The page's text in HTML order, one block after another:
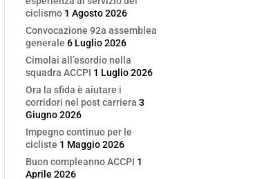
ciclismo 1 Agosto 2026
Convocazione 92a assemblea
generale 6 Luglio 2026
Cimolai all’esordio nella
squadra ACCPI 1 Luglio 2026
Ora la sfida è aiutare i
corridori nel post carriera 3
Giugno 2026
Impegno continuo per le
cicliste 1 Maggio 2026
Buon compleanno ACCPI 1
Aprile 2026